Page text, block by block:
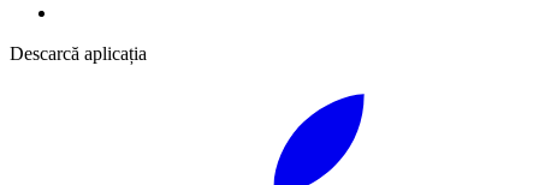
Descarcă aplicația